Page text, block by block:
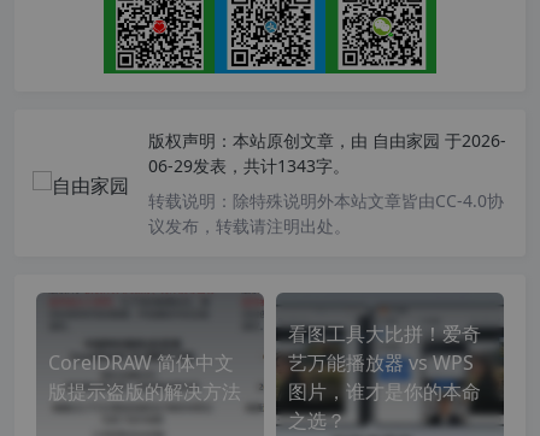
版权声明： 本站原创文章，由 自由家园 于2026-
06-29发表，共计1343字。
转载说明： 除特殊说明外本站文章皆由CC-4.0协
议发布，转载请注明出处。
CorelDRAW 简体中文
版提示盗版的解决方法
看图工具大比拼！爱奇
艺万能播放器 vs WPS
图片，谁才是你的本命
之选？